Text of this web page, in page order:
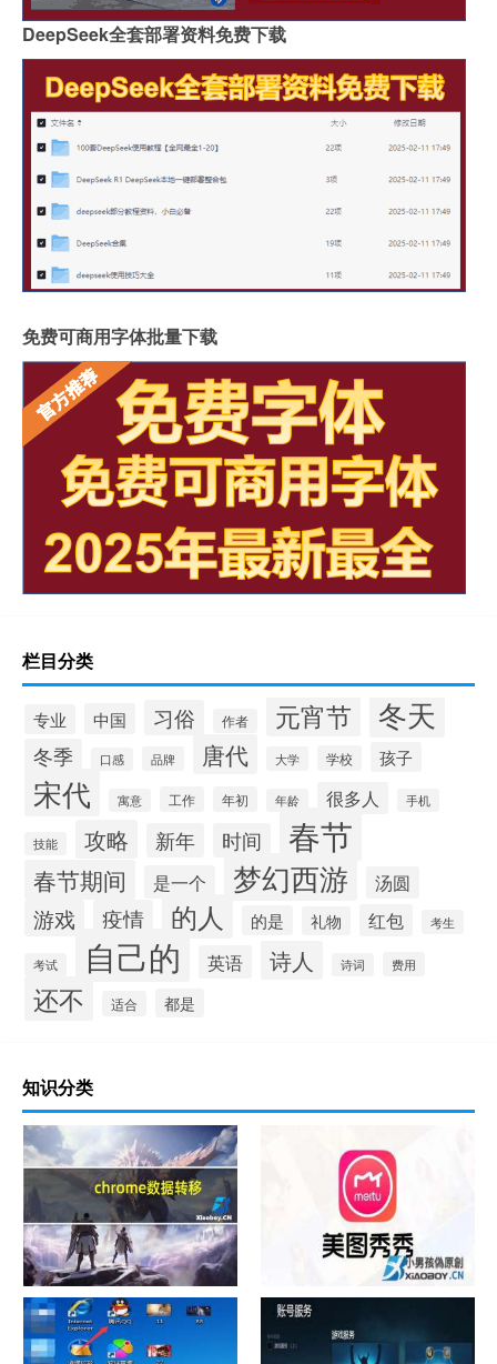
DeepSeek全套部署资料免费下载
免费可商用字体批量下载
栏目分类
专业 中国 习俗 作者 元宵节 冬天
冬季 口感 品牌 唐代 大学 学校 孩子
宋代 寓意 工作 年初 年龄 很多人 手机
技能 攻略 新年 时间 春节
春节期间 是一个 梦幻西游 汤圆
游戏 疫情 的人 的是 礼物 红包 考生
考试 自己的 英语 诗人 诗词 费用
还不 适合 都是
知识分类
chrome数据转移 怎样给照片换背景